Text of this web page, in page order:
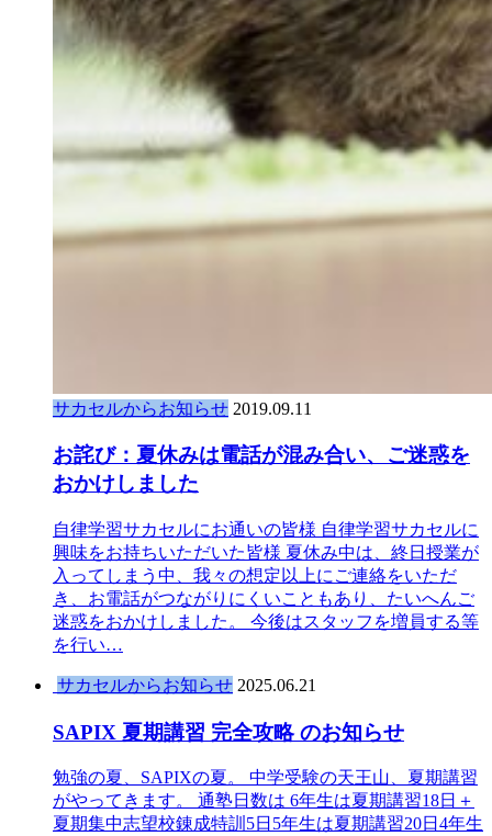
サカセルからお知らせ 2019.09.11
お詫び：夏休みは電話が混み合い、ご迷惑を
おかけしました
自律学習サカセルにお通いの皆様 自律学習サカセルに
興味をお持ちいただいた皆様 夏休み中は、終日授業が
入ってしまう中、我々の想定以上にご連絡をいただ
き、お電話がつながりにくいこともあり、たいへんご
迷惑をおかけしました。 今後はスタッフを増員する等
を行い…
サカセルからお知らせ 2025.06.21
SAPIX 夏期講習 完全攻略 のお知らせ
勉強の夏、SAPIXの夏。 中学受験の天王山、夏期講習
がやってきます。 通塾日数は 6年生は夏期講習18日＋
夏期集中志望校錬成特訓5日5年生は夏期講習20日4年生